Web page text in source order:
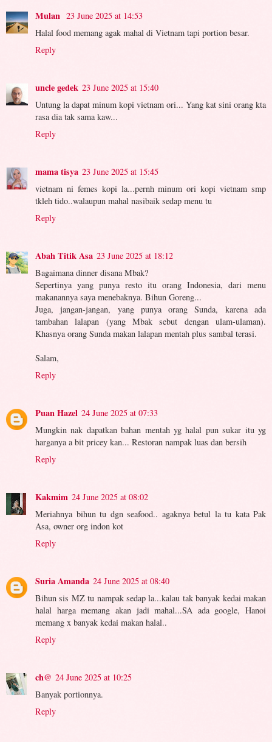
Mulan 23 June 2025 at 14:53
Halal food memang agak mahal di Vietnam tapi portion besar.
Reply
uncle gedek 23 June 2025 at 15:40
Untung la dapat minum kopi vietnam ori... Yang kat sini orang kta
rasa dia tak sama kaw...
Reply
mama tisya 23 June 2025 at 15:45
vietnam ni femes kopi la...pernh minum ori kopi vietnam smp
tkleh tido..walaupun mahal nasibaik sedap menu tu
Reply
Abah Titik Asa 23 June 2025 at 18:12
Bagaimana dinner disana Mbak?
Sepertinya yang punya resto itu orang Indonesia, dari menu
makanannya saya menebaknya. Bihun Goreng...
Juga, jangan-jangan, yang punya orang Sunda, karena ada
tambahan lalapan (yang Mbak sebut dengan ulam-ulaman).
Khasnya orang Sunda makan lalapan mentah plus sambal terasi.
Salam,
Reply
Puan Hazel 24 June 2025 at 07:33
Mungkin nak dapatkan bahan mentah yg halal pun sukar itu yg
harganya a bit pricey kan... Restoran nampak luas dan bersih
Reply
Kakmim 24 June 2025 at 08:02
Meriahnya bihun tu dgn seafood.. agaknya betul la tu kata Pak
Asa, owner org indon kot
Reply
Suria Amanda 24 June 2025 at 08:40
Bihun sis MZ tu nampak sedap la...kalau tak banyak kedai makan
halal harga memang akan jadi mahal...SA ada google, Hanoi
memang x banyak kedai makan halal..
Reply
ch@ 24 June 2025 at 10:25
Banyak portionnya.
Reply